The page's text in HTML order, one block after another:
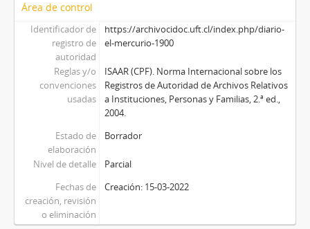
Área de control
Identificador de
registro de
autoridad
https://archivocidoc.uft.cl/index.php/diario-
el-mercurio-1900
Reglas y/o
convenciones
usadas
ISAAR (CPF). Norma Internacional sobre los
Registros de Autoridad de Archivos Relativos
a Instituciones, Personas y Familias, 2.ª ed.,
2004.
Estado de
elaboración
Borrador
Nivel de detalle
Parcial
Fechas de
creación, revisión
o eliminación
Creación: 15-03-2022